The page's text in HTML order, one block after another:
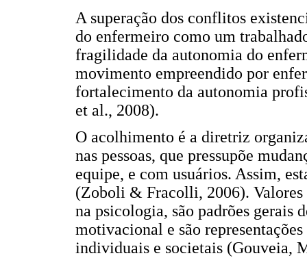
A superação dos conflitos
do enfermeiro como um
fragilidade da autonomia do
movimento empreendido por
fortalecimento da autonomia
et al., 2008).
O acolhimento é a diretriz
nas pessoas, que pressupõe
equipe, e com usuários. Assim,
(Zoboli & Fracolli, 2006). Valores
na psicologia, são padrões gerais
motivacional e são
individuais e societais (Gouveia,